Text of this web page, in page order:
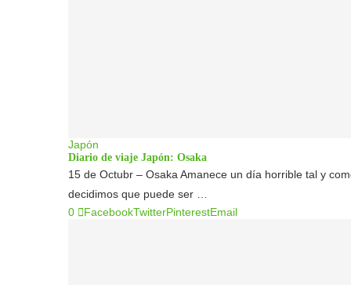
Japón
Diario de viaje Japón: Osaka
15 de Octubr – Osaka Amanece un día horrible tal y
decidimos que puede ser …
0
FacebookTwitterPinterestEmail